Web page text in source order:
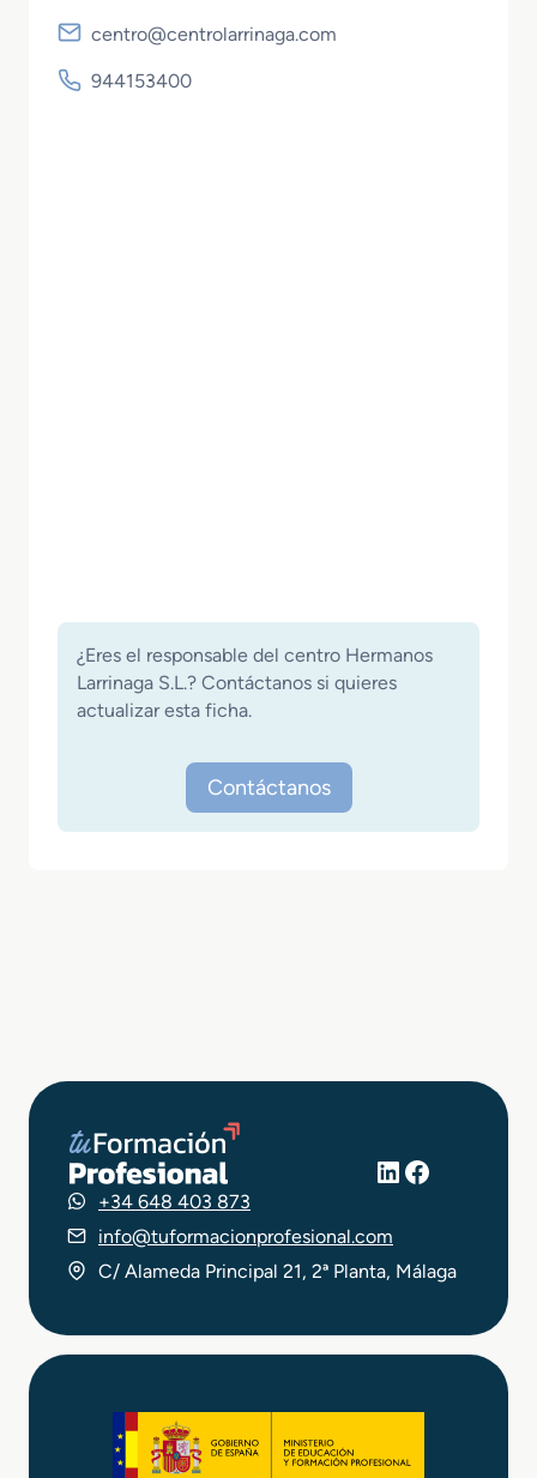
centro@centrolarrinaga.com
944153400
¿Eres el responsable del centro Hermanos
Larrinaga S.L.? Contáctanos si quieres
actualizar esta ficha.
Contáctanos
LinkedIn
Facebook
+34 648 403 873
info@tuformacionprofesional.com
C/ Alameda Principal 21, 2ª Planta, Málaga